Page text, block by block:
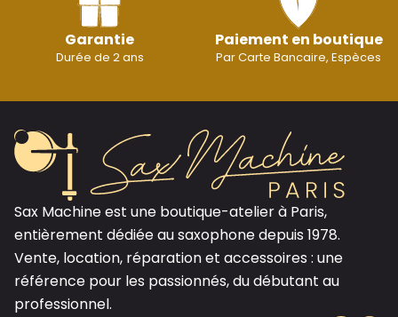
Garantie
Durée de 2 ans
Paiement en boutique
Par Carte Bancaire, Espèces
Sax Machine est une boutique-atelier à Paris,
entièrement dédiée au saxophone depuis 1978.
Vente, location, réparation et accessoires : une
référence pour les passionnés, du débutant au
professionnel.